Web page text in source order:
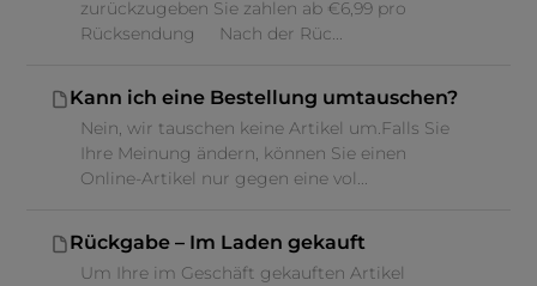
zurückzugeben Sie zahlen ab €6,99 pro
Rücksendung Nach der Rüc...
Kann ich eine Bestellung umtauschen?
Nein, wir tauschen keine Artikel um.Falls Sie
Ihre Meinung ändern, können Sie einen
Online-Artikel nur gegen eine vol...
Rückgabe – Im Laden gekauft
Um Ihre im Geschäft gekauften Artikel